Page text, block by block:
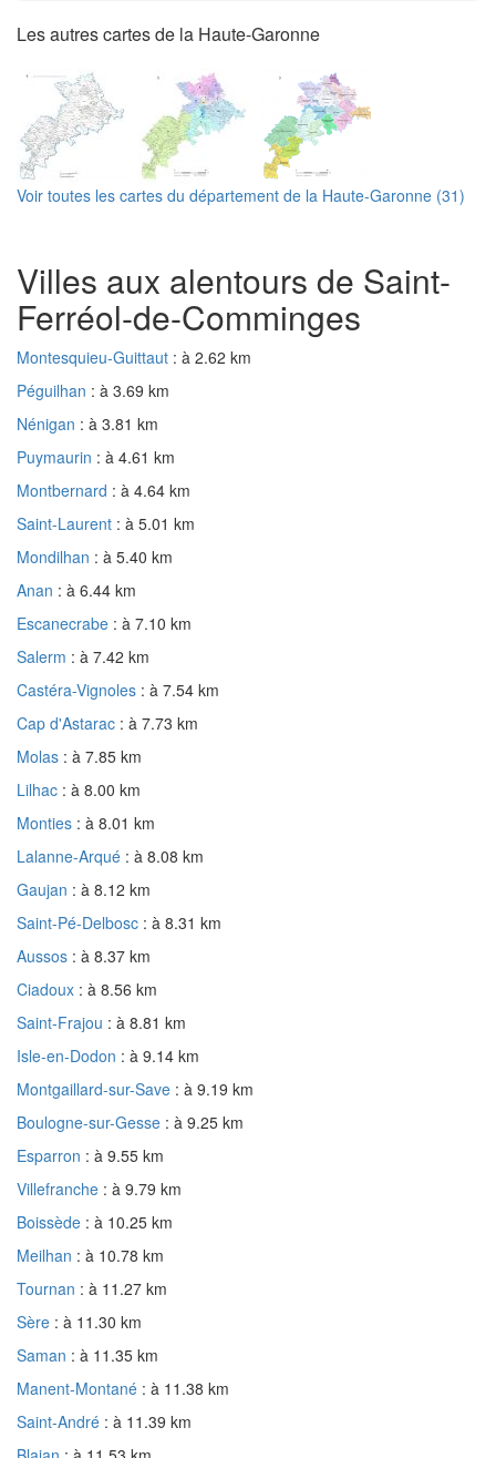
Les autres cartes de la Haute-Garonne
Voir toutes les cartes du département de la Haute-Garonne (31)
Villes aux alentours de Saint-
Ferréol-de-Comminges
Montesquieu-Guittaut : à 2.62 km
Péguilhan : à 3.69 km
Nénigan : à 3.81 km
Puymaurin : à 4.61 km
Montbernard : à 4.64 km
Saint-Laurent : à 5.01 km
Mondilhan : à 5.40 km
Anan : à 6.44 km
Escanecrabe : à 7.10 km
Salerm : à 7.42 km
Castéra-Vignoles : à 7.54 km
Cap d'Astarac : à 7.73 km
Molas : à 7.85 km
Lilhac : à 8.00 km
Monties : à 8.01 km
Lalanne-Arqué : à 8.08 km
Gaujan : à 8.12 km
Saint-Pé-Delbosc : à 8.31 km
Aussos : à 8.37 km
Ciadoux : à 8.56 km
Saint-Frajou : à 8.81 km
Isle-en-Dodon : à 9.14 km
Montgaillard-sur-Save : à 9.19 km
Boulogne-sur-Gesse : à 9.25 km
Esparron : à 9.55 km
Villefranche : à 9.79 km
Boissède : à 10.25 km
Meilhan : à 10.78 km
Tournan : à 11.27 km
Sère : à 11.30 km
Saman : à 11.35 km
Manent-Montané : à 11.38 km
Saint-André : à 11.39 km